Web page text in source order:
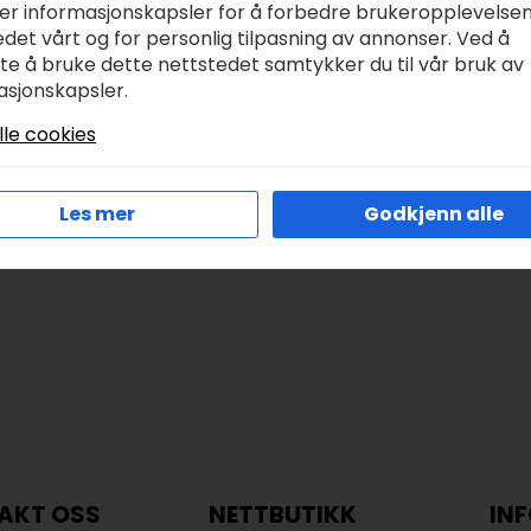
Marky stempel
249,00
Legg I Handlekurv
Gütermann stoff
145cm – Cosy Mood
647748-191
Legg I Handlekurv
OSS NETTBUTIKK
informasjonskapsler for å forbedre
vårt og for personlig tilpasning av annonser. Ved å
å bruke dette nettstedet samtykker du til vår bruk av
cookies
Les mer Godkjenn alle